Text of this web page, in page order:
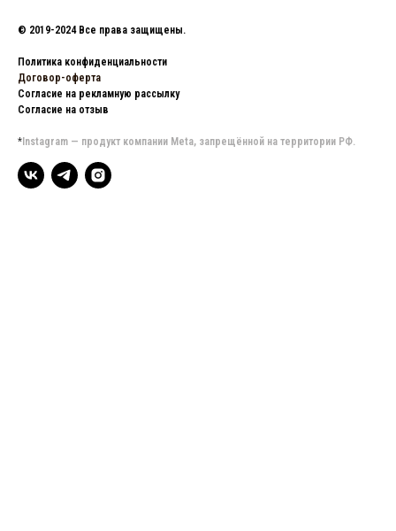
© 2019-2024 Все права защищены.
Политика конфиденциальности
Договор-оферта
Согласие на рекламную рассылку
Согласие на отзыв
*Instagram — продукт компании Meta, запрещённой на территории РФ.